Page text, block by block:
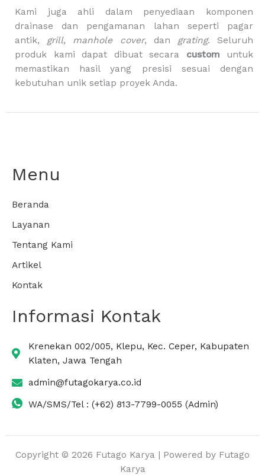
Kami juga ahli dalam penyediaan komponen
drainase dan pengamanan lahan seperti pagar
antik, grill, manhole cover, dan grating. Seluruh
produk kami dapat dibuat secara custom untuk
memastikan hasil yang presisi sesuai dengan
kebutuhan unik setiap proyek Anda.
Menu
Beranda
Layanan
Tentang Kami
Artikel
Kontak
Informasi Kontak
Krenekan 002/005, Klepu, Kec. Ceper, Kabupaten
Klaten, Jawa Tengah
admin@futagokarya.co.id
WA/SMS/Tel : (+62) 813-7799-0055 (Admin)
Copyright © 2026 Futago Karya | Powered by Futago
Karya